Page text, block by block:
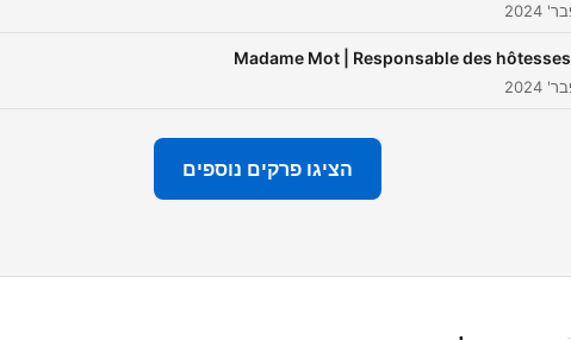
travers des récits
et inédits. Cette
aventure inoubliable qui
marqué notre pays et celles
Madame Mot | Responsable des hôtesses
הציגו פרקים נוספים